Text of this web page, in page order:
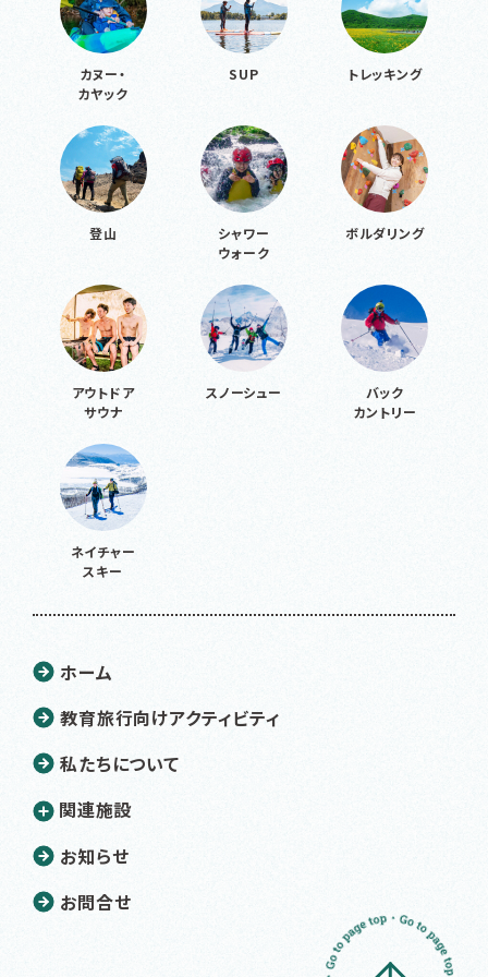
カヌー・
カヤック
SUP トレッキング
登山
シャワー
ウォーク
ボルダリング
アウトドア
サウナ
スノーシュー
バック
カントリー
ネイチャー
スキー
ホーム
教育旅行向けアクティビティ
私たちについて
関連施設
お知らせ
お問合せ